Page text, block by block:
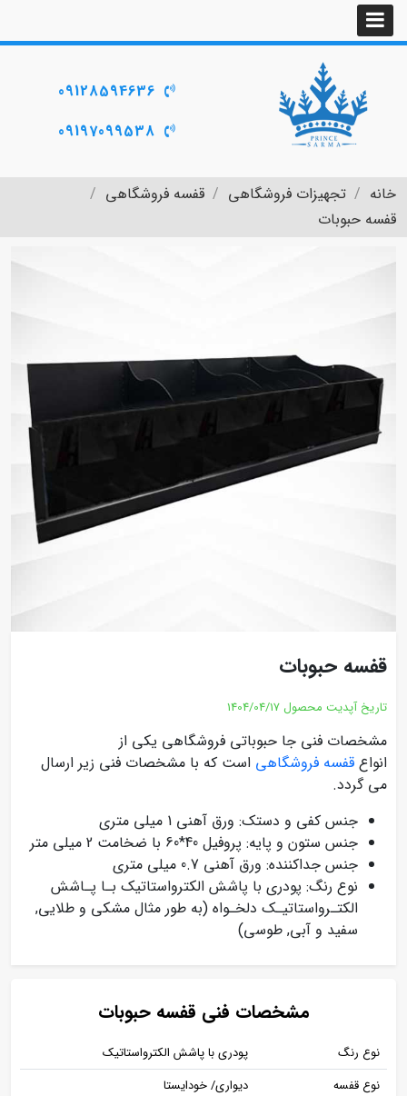
09128594636
09197099538
خانه تجهیزات فروشگاهی
قفسه فروشگاهی
قفسه حبوبات
قفسه حبوبات
تاریخ آپدیت محصول 1404/04/17
مشخصات فنی جا حبوباتی فروشگاهی یکی از
انواع قفسه فروشگاهی است که با مشخصات فنی زیر ارسال
می گردد.
جنس کفی و دستک: ورق آهنی 1 میلی متری
جنس ستون و پایه: پروفیل 40*60 با ضخامت 2 میلی متر
جنس جداکننده: ورق آهنی 0.7 میلی متری
نوع رنگ: پودری با پاشش الکترواستاتیک بـا پـاشش
الکتـرواستاتیـک دلخـواه (به طور مثال مشکی و طلایی,
سفید و آبی, طوسی)
مشخصات فنی قفسه حبوبات
نوع رنگ
پودری با پاشش الکترواستاتیک
نوع قفسه
دیواری/ خودایستا